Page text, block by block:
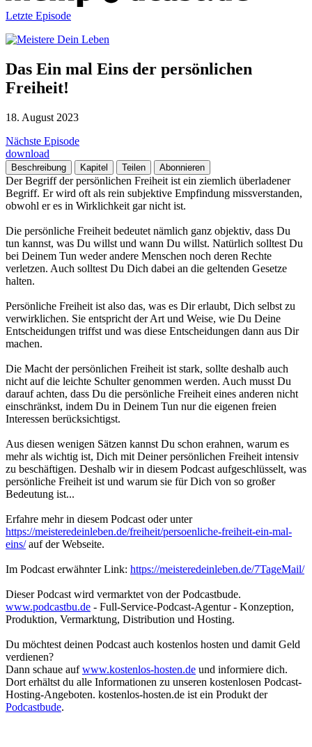
Letzte Episode
Das Ein mal Eins der persönlichen
Freiheit!
18. August 2023
Nächste Episode
download
Beschreibung Kapitel Teilen Abonnieren
Der Begriff der persönlichen Freiheit ist ein ziemlich überladener
Begriff. Er wird oft als rein subjektive Empfindung missverstanden,
obwohl er es in Wirklichkeit gar nicht ist.
Die persönliche Freiheit bedeutet nämlich ganz objektiv, dass Du
tun kannst, was Du willst und wann Du willst. Natürlich solltest Du
bei Deinem Tun weder andere Menschen noch deren Rechte
verletzen. Auch solltest Du Dich dabei an die geltenden Gesetze
halten.
Persönliche Freiheit ist also das, was es Dir erlaubt, Dich selbst zu
verwirklichen. Sie entspricht der Art und Weise, wie Du Deine
Entscheidungen triffst und was diese Entscheidungen dann aus Dir
machen.
Die Macht der persönlichen Freiheit ist stark, sollte deshalb auch
nicht auf die leichte Schulter genommen werden. Auch musst Du
darauf achten, dass Du die persönliche Freiheit eines anderen nicht
einschränkst, indem Du in Deinem Tun nur die eigenen freien
Interessen berücksichtigst.
Aus diesen wenigen Sätzen kannst Du schon erahnen, warum es
mehr als wichtig ist, Dich mit Deiner persönlichen Freiheit intensiv
zu beschäftigen. Deshalb wir in diesem Podcast aufgeschlüsselt, was
persönliche Freiheit ist und warum sie für Dich von so großer
Bedeutung ist...
Erfahre mehr in diesem Podcast oder unter
https://meisteredeinleben.de/freiheit/persoenliche-freiheit-ein-mal-
eins/auf der Webseite.
Im Podcast erwähnter Link: https://meisteredeinleben.de/7TageMail/
Dieser Podcast wird vermarktet von der Podcastbude.
www.podcastbu.de - Full-Service-Podcast-Agentur - Konzeption,
Produktion, Vermarktung, Distribution und Hosting.
Du möchtest deinen Podcast auch kostenlos hosten und damit Geld
verdienen?
Dann schaue aufwww.kostenlos-hosten.de und informiere dich.
Dort erhältst du alle Informationen zu unseren kostenlosen Podcast-
Hosting-Angeboten. kostenlos-hosten.de ist ein Produkt der
Podcastbude.